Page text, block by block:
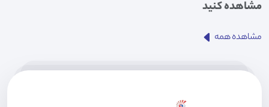
مشاهده کنید
مشاهده همه